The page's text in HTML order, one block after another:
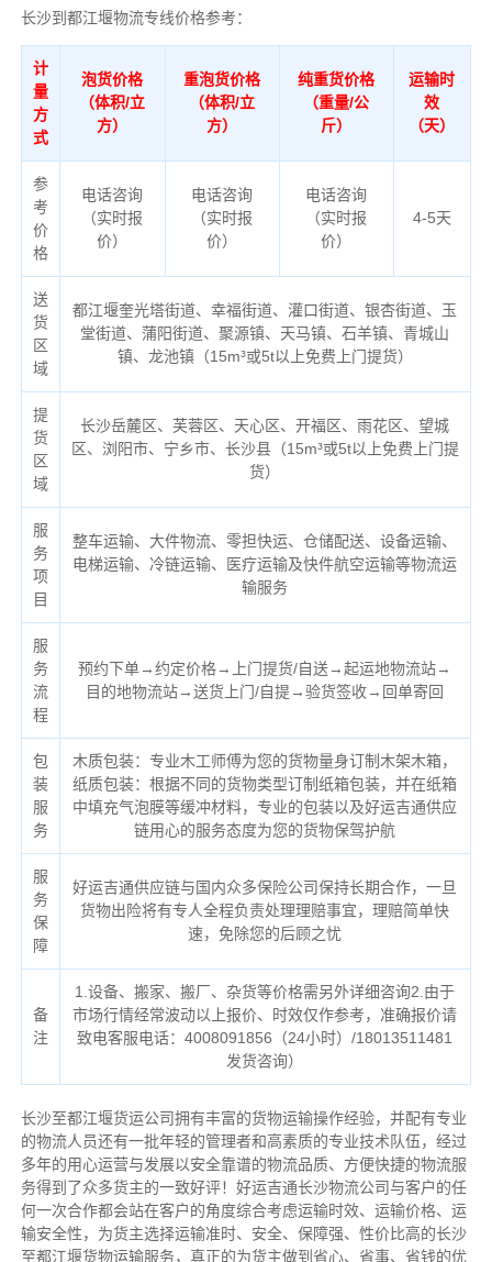
长沙到都江堰物流专线价格参考：
计
量
方
式
泡货价格
（体积/立
方）
重泡货价格
（体积/立
方）
纯重货价格
（重量/公
斤）
运输时
效
（天）
参
考
价
格
电话咨询
（实时报
价）
电话咨询
（实时报
价）
电话咨询
（实时报
价）
4-5天
送
货
区
域
都江堰奎光塔街道、幸福街道、灌口街道、银杏街道、玉
堂街道、蒲阳街道、聚源镇、天马镇、石羊镇、青城山
镇、龙池镇（15m³或5t以上免费上门提货）
提
货
区
域
长沙岳麓区、芙蓉区、天心区、开福区、雨花区、望城
区、浏阳市、宁乡市、长沙县（15m³或5t以上免费上门提
货）
服
务
项
目
整车运输、大件物流、零担快运、仓储配送、设备运输、
电梯运输、冷链运输、医疗运输及快件航空运输等物流运
输服务
服
务
流
程
预约下单→约定价格→上门提货/自送→起运地物流站→
目的地物流站→送货上门/自提→验货签收→回单寄回
包
装
服
务
木质包装：专业木工师傅为您的货物量身订制木架木箱，
纸质包装：根据不同的货物类型订制纸箱包装，并在纸箱
中填充气泡膜等缓冲材料，专业的包装以及好运吉通供应
链用心的服务态度为您的货物保驾护航
服
务
保
障
好运吉通供应链与国内众多保险公司保持长期合作，一旦
货物出险将有专人全程负责处理理赔事宜，理赔简单快
速，免除您的后顾之忧
备
注
1.设备、搬家、搬厂、杂货等价格需另外详细咨询2.由于
市场行情经常波动以上报价、时效仅作参考，准确报价请
致电客服电话：4008091856（24小时）/18013511481
发货咨询）
长沙至都江堰货运公司拥有丰富的货物运输操作经验，并配有专业
的物流人员还有一批年轻的管理者和高素质的专业技术队伍，经过
多年的用心运营与发展以安全靠谱的物流品质、方便快捷的物流服
务得到了众多货主的一致好评！好运吉通长沙物流公司与客户的任
何一次合作都会站在客户的角度综合考虑运输时效、运输价格、运
输安全性，为货主选择运输准时、安全、保障强、性价比高的长沙
至都江堰货物运输服务，真正的为货主做到省心、省事、省钱的优